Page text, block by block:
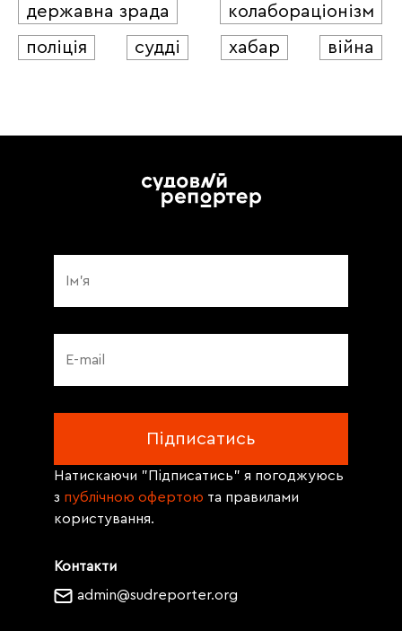
державна зрада
колабораціонізм
поліція
судді хабар війна
Контакти
admin@sudreporter.org
Натискаючи "Підписатись" я погоджуюсь
з публічною офертою та правилами
користування.